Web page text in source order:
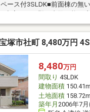
ース付3SLDK■前面棟の無
るご家庭にも 支持される
多くお買い物利便も良好で
話いただければスムーズにご
のご相談等あらゆるご相談
合せください。
塚市社町 8,480万円
8,480万円
間取り 4SLDK
建物面積150.41m
土地面積158.72m
築年月 2006年7